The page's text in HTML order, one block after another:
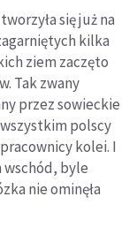
się już na
kilka
ziem zaczęto
Tak zwany
przez sowieckie
polscy
kolei. I
wschód, byle
nie ominęła